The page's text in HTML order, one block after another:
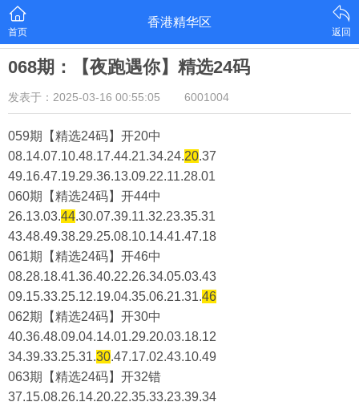
首页
香港精华区
返回
068期：【夜跑遇你】精选24码
发表于：2025-03-16 00:55:05 6001004
059期【精选24码】开20中
08.14.07.10.48.17.44.21.34.24.20.37
49.16.47.19.29.36.13.09.22.11.28.01
060期【精选24码】开44中
26.13.03.44.30.07.39.11.32.23.35.31
43.48.49.38.29.25.08.10.14.41.47.18
061期【精选24码】开46中
08.28.18.41.36.40.22.26.34.05.03.43
09.15.33.25.12.19.04.35.06.21.31.46
062期【精选24码】开30中
40.36.48.09.04.14.01.29.20.03.18.12
34.39.33.25.31.30.47.17.02.43.10.49
063期【精选24码】开32错
37.15.08.26.14.20.22.35.33.23.39.34